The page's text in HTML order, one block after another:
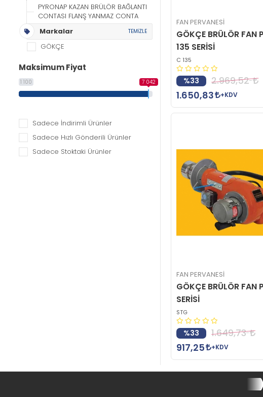
PYRONAP KAZAN BRÜLÖR BAĞLANTI
CONTASI FLANŞ YANMAZ CONTA
Markalar
TEMİZLE
GÖKÇE
Maksimum Fiyat
1 100 7 042
Sadece İndirimli Ürünler
Sadece Hızlı Gönderili Ürünler
Sadece Stoktaki Ürünler
FAN PERVANESİ
GÖKÇE BRÜLÖR FAN
135 SERİSİ
C 135
%33
2.969,52
1.650,83
+KDV
FAN PERVANESİ
GÖKÇE BRÜLÖR FAN
SERİSİ
STG
%33
1.649,73
917,25
+KDV